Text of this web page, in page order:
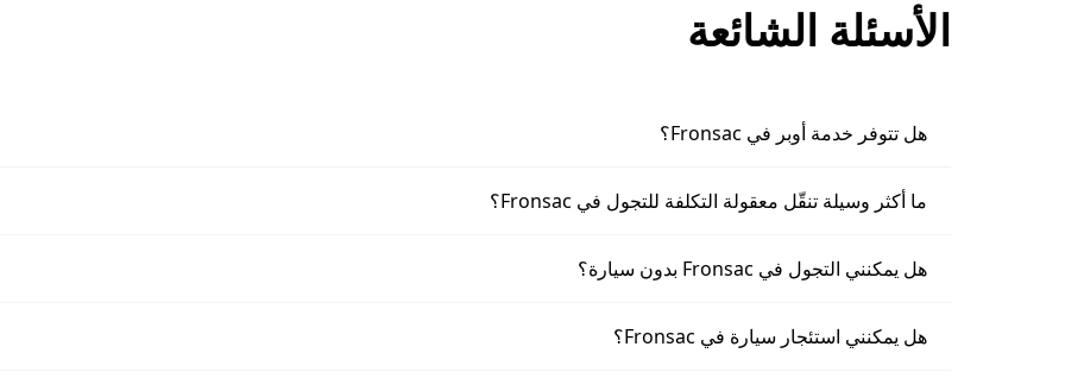
الأسئلة الشائعة
هل تتوفر خدمة أوبر في Fronsac؟
ما أكثر وسيلة تنقّل معقولة التكلفة للتجول في Fronsac؟
هل يمكنني التجول في Fronsac بدون سيارة؟
هل يمكنني استئجار سيارة في Fronsac؟